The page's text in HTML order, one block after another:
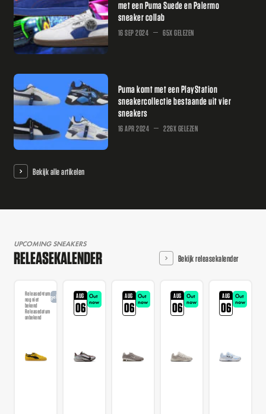
met een Puma Suede en Palermo
sneaker collab
16 SEP 2024 65X GELEZEN
Puma komt met een PlayStation
sneakercollectie bestaande uit vier
sneakers
16 APR 2024 226X GELEZEN
Bekijk alle artikelen
UPCOMING SNEAKERS
RELEASEKALENDER Bekijk releasekalender
Releasedatum
nog niet
bekend
Releasedatum
onbekend
Aangekondigd AUG
06
Out
now
AUG
06
Out
now
AUG
06
Out
now
AUG
06
Out
now